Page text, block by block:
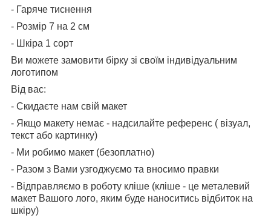
- Гаряче тиснення
- Розмір 7 на 2 см
- Шкіра 1 сорт
Ви можете замовити бірку зі своїм індивідуальним
логотипом
Від вас:
- Скидаєте нам свій макет
- Якщо макету немає - надсилайте референс ( візуал,
текст або картинку)
- Ми робимо макет (безоплатно)
- Разом з Вами узгоджуємо та вносимо правки
- Відправляємо в роботу кліше (кліше - це металевий
макет Вашого лого, яким буде наноситись відбиток на
шкіру)